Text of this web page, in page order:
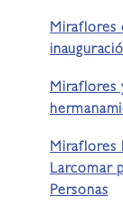
Miraflores
Miraflores
Miraflores
Larcomar
Personas